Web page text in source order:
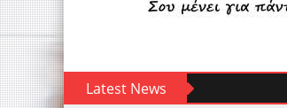
Latest News